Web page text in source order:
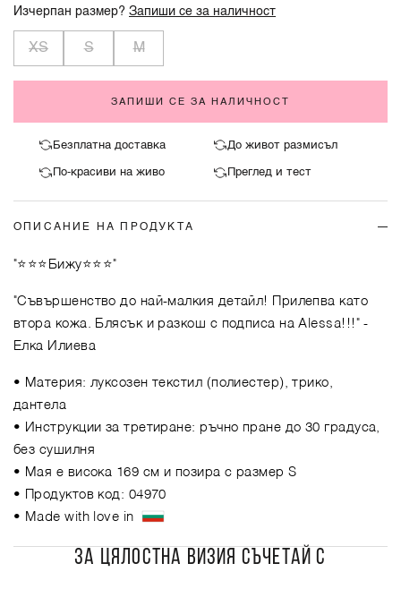
Изчерпан размер?Запиши се за наличност
XS S M
ЗАПИШИ СЕ ЗА НАЛИЧНОСТ
Безплатна доставка До живот размисъл
По-красиви на живо Преглед и тест
ОПИСАНИЕ НА ПРОДУКТА
"⭐⭐⭐Бижу⭐⭐⭐"
"Съвършенство до най-малкия детайл! Прилепва като
втора кожа. Блясък и разкош с подписа на Alessa!!!"-
Елка Илиева
• Материя: луксозен текстил (полиестер), трико,
дантела
• Инструкции за третиране: ръчно пране до 30 градуса,
без сушилня
• Мая е висока 169 см и позира с размер S
• Продуктов код: 04970
• Made with love in
ЗА ЦЯЛОСТНА ВИЗИЯ СЪЧЕТАЙ С